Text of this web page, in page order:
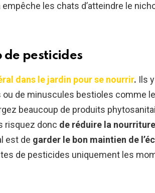
empêche les chats d’atteindre le
de pesticides
dans le jardin pour se nourrir. Ils
de minuscules bestioles comme
beaucoup de produits
risquez donc de réduire la
est de garder le bon maintien de
de pesticides uniquement les